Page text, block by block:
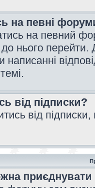
на певні
на певний
нього перейти.
написанні
від підписки?
від